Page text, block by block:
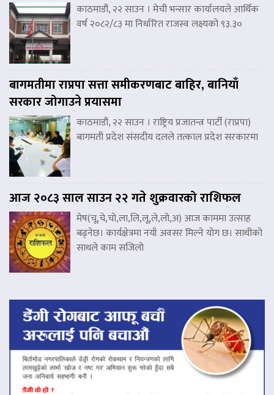
काठमाडौं, २२ साउन । मेची भन्सार कार्यालयले आर्थिक
वर्ष २०८२/८३ मा निर्धारित राजस्व लक्ष्यको ९३.३०
बागमतीमा राप्रपा सत्ता समीकरणबाट बाहिर, बानियाँ
सरकार जोगाउने प्रयासमा
काठमाडौं, २२ साउन । राष्ट्रिय प्रजातन्त्र पार्टी (राप्रपा)
बागमती प्रदेश संसदीय दलले तत्काल प्रदेश सरकारमा
आज २०८३ साल साउन २२ गते शुक्रवारको राशिफल
मेष(चू,चे,चो,ला,लि,लू,ले,लो,अ) आज काममा उत्साह
बढ्नेछ। कार्यक्षेत्रमा नयाँ अवसर मिल्ने योग छ। साथीको
साथले काम सजिलो